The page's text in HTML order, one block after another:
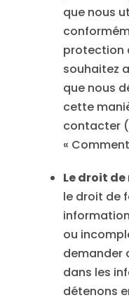
que nous
protection
souhaitez
que nous
cette
contacter
«
Le droit
le droit de
ou
demander
dans les
détenons